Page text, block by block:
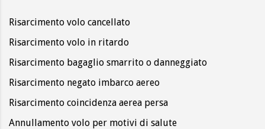
Risarcimento volo cancellato
Risarcimento volo in ritardo
Risarcimento bagaglio smarrito o danneggiato
Risarcimento negato imbarco aereo
Risarcimento coincidenza aerea persa
Annullamento volo per motivi di salute